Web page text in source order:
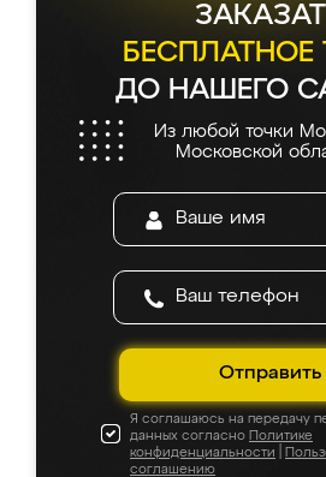
БЕСПЛАТНОЕ
ДО НАШЕГО
Из любой точки
Московской
Отправить
Я соглашаюсь на передачу
данных согласно Политике
конфиденциальности
соглашению